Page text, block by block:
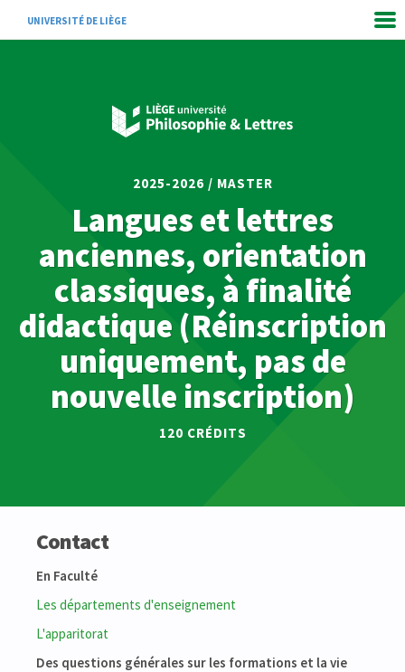
UNIVERSITÉ DE LIÈGE
2025-2026 / MASTER
Langues et lettres
anciennes, orientation
classiques, à finalité
didactique (Réinscription
uniquement, pas de
nouvelle inscription)
120 CRÉDITS
Contact
En Faculté
Les départements d'enseignement
L'apparitorat
Des questions générales sur les formations et la vie